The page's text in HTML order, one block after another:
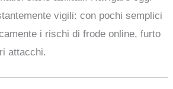
vigili: con pochi semplici
i rischi di frode online, furto
attacchi.